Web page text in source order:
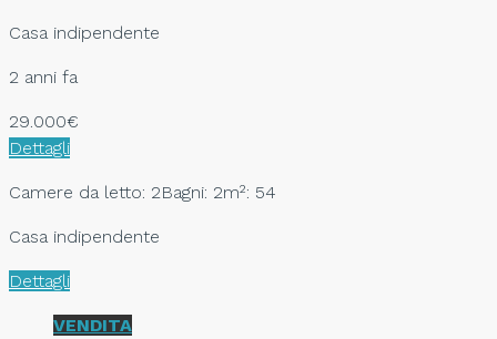
Casa indipendente
2 anni fa
29.000€
Dettagli
Camere da letto: 2Bagni: 2m²: 54
Casa indipendente
Dettagli
VENDITA